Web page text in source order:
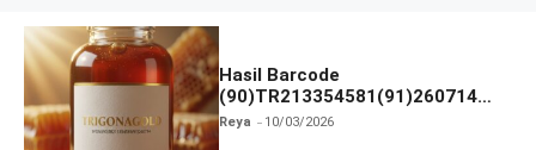
Hasil Barcode
(90)TR213354581(91)260714
dan Izin BPOM
Reya 10/03/2026